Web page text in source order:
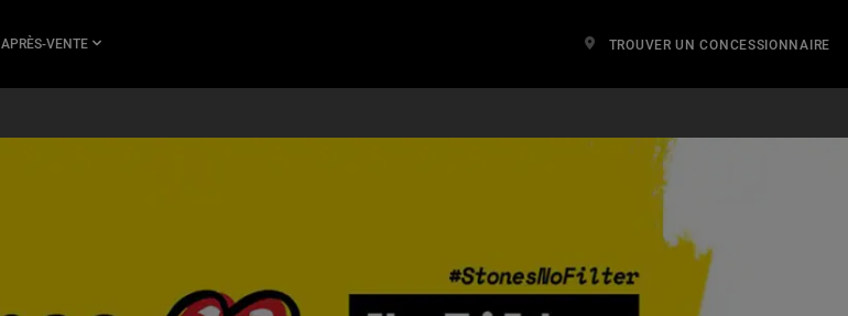
APRÈS-VENTE TROUVER UN CONCESSIONNAIRE